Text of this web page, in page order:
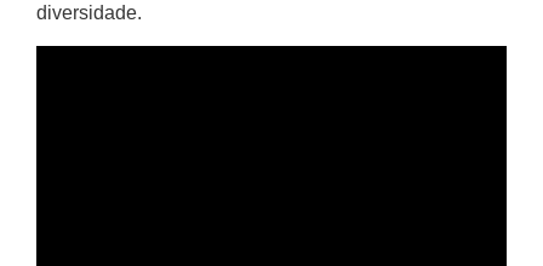
diversidade.